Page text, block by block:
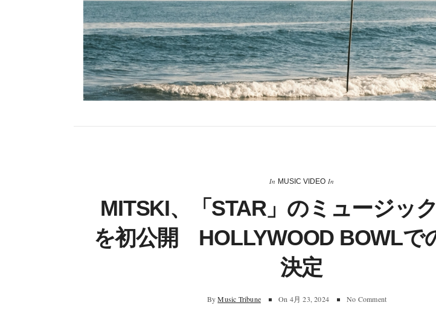
In MUSIC VIDEO In
MITSKI、「STAR」のミュージッ
を初公開 HOLLYWOOD BOWLで
決定
By Music Tribune On 4月 23, 2024 No Comment